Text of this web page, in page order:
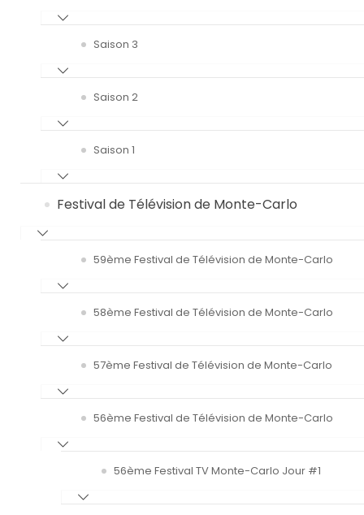
Saison 3
Saison 2
Saison 1
Festival de Télévision de Monte-Carlo
59ème Festival de Télévision de Monte-Carlo
58ème Festival de Télévision de Monte-Carlo
57ème Festival de Télévision de Monte-Carlo
56ème Festival de Télévision de Monte-Carlo
56ème Festival TV Monte-Carlo Jour #1